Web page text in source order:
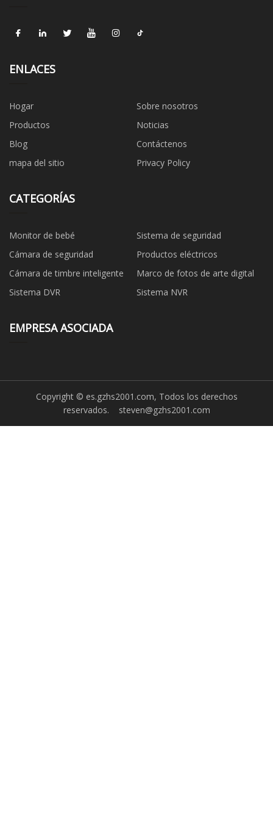
ENLACES
Hogar
Sobre nosotros
Productos
Noticias
Blog
Contáctenos
mapa del sitio
Privacy Policy
CATEGORÍAS
Monitor de bebé
Sistema de seguridad
Cámara de seguridad
Productos eléctricos
Cámara de timbre inteligente
Marco de fotos de arte digital
Sistema DVR
Sistema NVR
EMPRESA ASOCIADA
Copyright © es.gzhs2001.com, Todos los derechos
reservados. steven@gzhs2001.com